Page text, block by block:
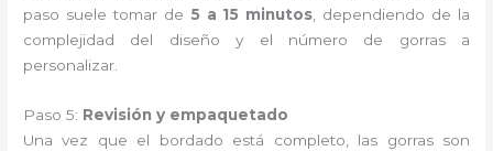
paso suele tomar de 5 a 15 minutos, dependiendo de la
complejidad del diseño y el número de gorras a
personalizar.
Paso 5: Revisión y empaquetado
Una vez que el bordado está completo, las gorras son